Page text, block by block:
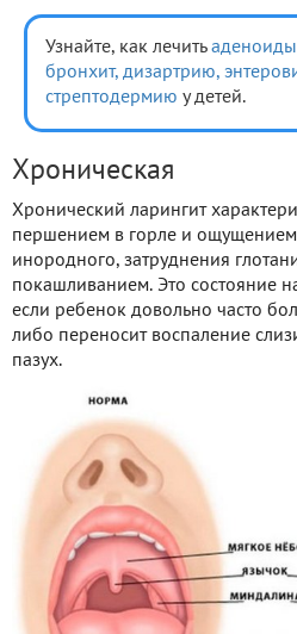
Узнайте, как лечить
бронхит, дизартрию,
стрептодермию у детей.
Хроническая
Хронический ларингит
першением в горле и ощущением
инородного, затруднения
покашливанием. Это состояние
если ребенок довольно часто
либо переносит воспаление
пазух.